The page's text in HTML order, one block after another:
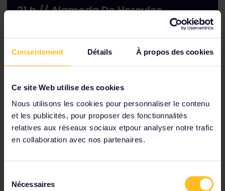
Consentement Détails À propos des cookies
Ce site Web utilise des cookies
Nous utilisons les cookies pour personnaliser le contenu
et les publicités, pour proposer des fonctionnalités
relatives aux réseaux sociaux etpour analyser notre trafic
en collaboration avec nos partenaires.
Nécessaires
21 h // Alameda De Hercules